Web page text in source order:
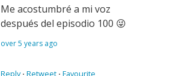
Me acostumbré a mi voz
después del episodio 100 😜
over 5 years ago
Reply⋅ Retweet ⋅ Favourite